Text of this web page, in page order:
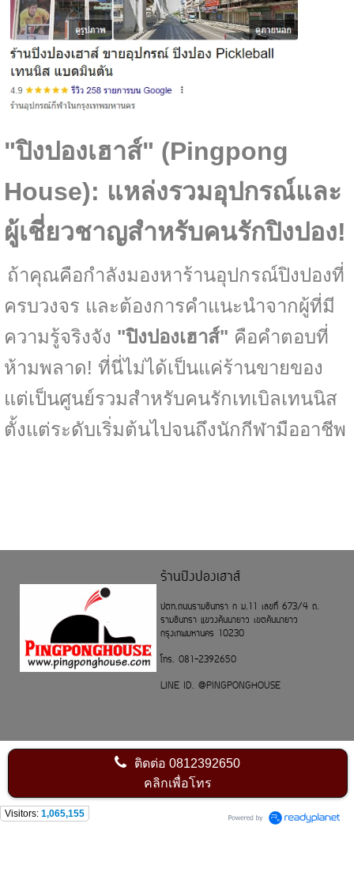
"ปิงปองเฮาส์" (Pingpong
House): แหล่งรวมอุปกรณ์และ
ผู้เชี่ยวชาญสำหรับคนรักปิงปอง!
ถ้าคุณคือกำลังมองหาร้านอุปกรณ์ปิงปองที่
ครบวงจร และต้องการคำแนะนำจากผู้ที่มี
ความรู้จริงจัง "ปิงปองเฮาส์" คือคำตอบที่
ห้ามพลาด! ที่นี่ไม่ได้เป็นแค่ร้านขายของ
แต่เป็นศูนย์รวมสำหรับคนรักเทเบิลเทนนิส
ตั้งแต่ระดับเริ่มต้นไปจนถึงนักกีฬามืออาชีพ
ร้านปิงปองเฮาส์
ปตท.ถนนรามอินทรา ก ม.11 เลขที่ 673/4 ถ.
รามอินทรา แขวงคันนายาว เขตคันนายาว
กรุงเทพมหานคร 10230
โทร. 081-2392650
LINE ID. @PINGPONGHOUSE
ติดต่อ0812392650
คลิกเพื่อโทร
Visitors: 1,065,155